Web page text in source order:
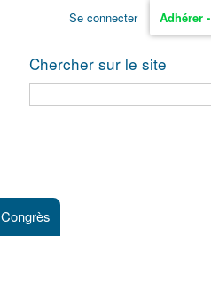
Se connecter Adhérer
Chercher sur le site
Congrès